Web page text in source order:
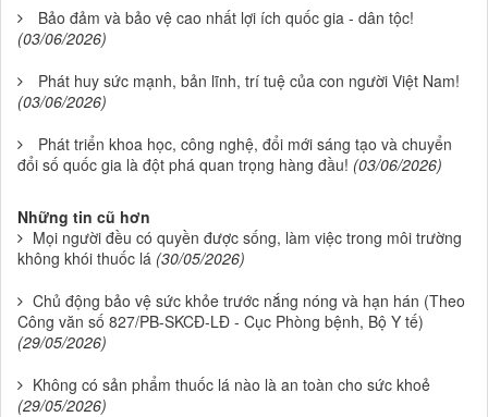
Bảo đảm và bảo vệ cao nhất lợi ích quốc gia - dân tộc!
(03/06/2026)
Phát huy sức mạnh, bản lĩnh, trí tuệ của con người Việt Nam!
(03/06/2026)
Phát triển khoa học, công nghệ, đổi mới sáng tạo và chuyển
đổi số quốc gia là đột phá quan trọng hàng đầu! (03/06/2026)
Những tin cũ hơn
Mọi người đều có quyền được sống, làm việc trong môi trường
không khói thuốc lá (30/05/2026)
Chủ động bảo vệ sức khỏe trước nắng nóng và hạn hán (Theo
Công văn số 827/PB-SKCĐ-LĐ - Cục Phòng bệnh, Bộ Y tế)
(29/05/2026)
Không có sản phẩm thuốc lá nào là an toàn cho sức khoẻ
(29/05/2026)